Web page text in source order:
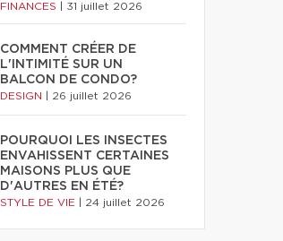
FINANCES 31 juillet 2026
COMMENT CRÉER DE
L'INTIMITÉ SUR UN
BALCON DE CONDO?
DESIGN 26 juillet 2026
POURQUOI LES INSECTES
ENVAHISSENT CERTAINES
MAISONS PLUS QUE
D'AUTRES EN ÉTÉ?
STYLE DE VIE 24 juillet 2026